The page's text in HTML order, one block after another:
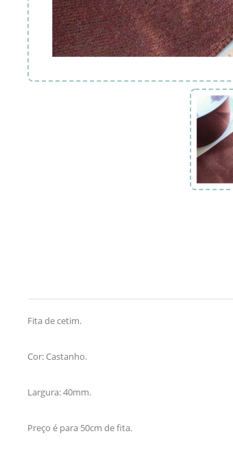
Fita de cetim.
Cor: Castanho.
Largura: 40mm.
Preço é para 50cm de fita.